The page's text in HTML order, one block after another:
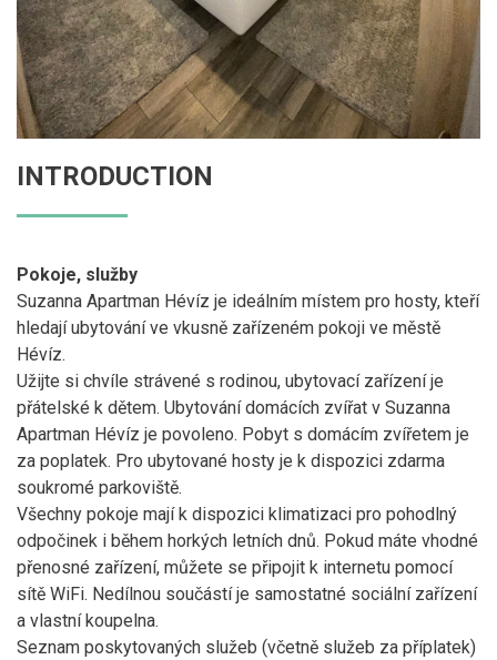
INTRODUCTION
Pokoje, služby
Suzanna Apartman Hévíz je ideálním místem pro hosty, kteří
hledají ubytování ve vkusně zařízeném pokoji ve městě
Hévíz.
Užijte si chvíle strávené s rodinou, ubytovací zařízení je
přátelské k dětem. Ubytování domácích zvířat v Suzanna
Apartman Hévíz je povoleno. Pobyt s domácím zvířetem je
za poplatek. Pro ubytované hosty je k dispozici zdarma
soukromé parkoviště.
Všechny pokoje mají k dispozici klimatizaci pro pohodlný
odpočinek i během horkých letních dnů. Pokud máte vhodné
přenosné zařízení, můžete se připojit k internetu pomocí
sítě WiFi. Nedílnou součástí je samostatné sociální zařízení
a vlastní koupelna.
Seznam poskytovaných služeb (včetně služeb za příplatek)